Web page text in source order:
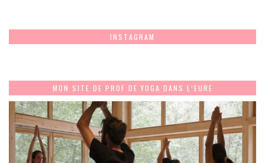
INSTAGRAM
MON SITE DE PROF DE YOGA DANS L’EURE